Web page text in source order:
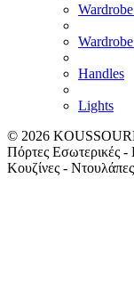
Handles
Lights
© 2026
Πόρτες Εσωτερικές
Κουζίνες -